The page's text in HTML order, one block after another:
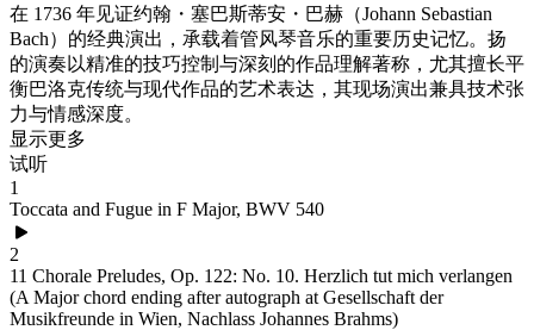
在 1736 年见证约翰・塞巴斯蒂安・巴赫（Johann Sebastian
Bach）的经典演出，承载着管风琴音乐的重要历史记忆。扬
的演奏以精准的技巧控制与深刻的作品理解著称，尤其擅长平
衡巴洛克传统与现代作品的艺术表达，其现场演出兼具技术张
力与情感深度。
显示更多
试听
1
Toccata and Fugue in F Major, BWV 540
2
11 Chorale Preludes, Op. 122: No. 10. Herzlich tut mich verlangen
(A Major chord ending after autograph at Gesellschaft der
Musikfreunde in Wien, Nachlass Johannes Brahms)